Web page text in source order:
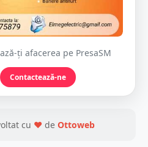
ți afacerea pe PresaSM
Contactează-ne
cu ❤ de Ottoweb